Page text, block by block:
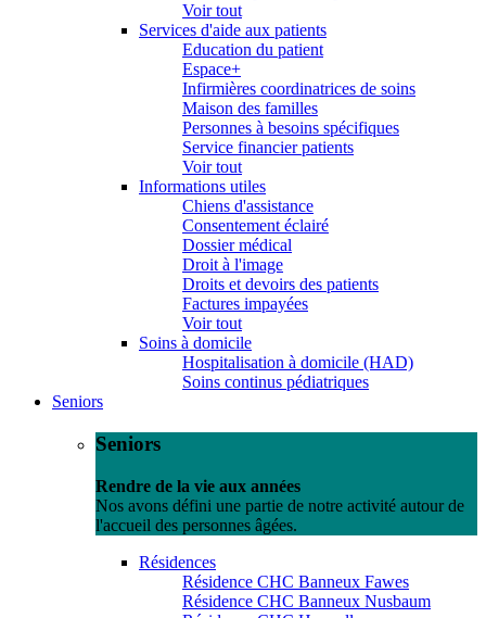
Voir tout
Services d'aide aux patients
Education du patient
Espace+
Infirmières coordinatrices de soins
Maison des familles
Personnes à besoins spécifiques
Service financier patients
Voir tout
Informations utiles
Chiens d'assistance
Consentement éclairé
Dossier médical
Droit à l'image
Droits et devoirs des patients
Factures impayées
Voir tout
Soins à domicile
Hospitalisation à domicile (HAD)
Soins continus pédiatriques
Seniors
Seniors
Rendre de la vie aux années
Nos avons défini une partie de notre activité autour de
l'accueil des personnes âgées.
Résidences
Résidence CHC Banneux Fawes
Résidence CHC Banneux Nusbaum